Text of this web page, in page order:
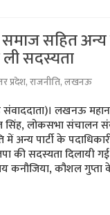
सहित अन्य
ली सदस्यता
प्रदेश,राजनीति,लखनऊ
लखनऊ
सिंह, लोकसभा
अन्य पार्टी के
की सदस्यता दिलायी
कनौजिया, कौशल गुप्ता